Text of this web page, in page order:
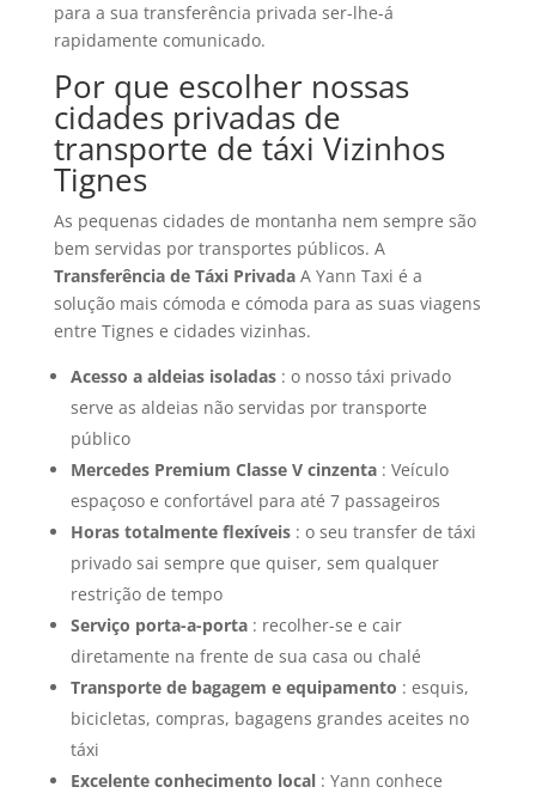
para a sua transferência privada ser-lhe-á
rapidamente comunicado.
Por que escolher nossas
cidades privadas de
transporte de táxi Vizinhos
Tignes
As pequenas cidades de montanha nem sempre são
bem servidas por transportes públicos. A
Transferência de Táxi PrivadaA Yann Taxi é a
solução mais cómoda e cómoda para as suas viagens
entre Tignes e cidades vizinhas.
Acesso a aldeias isoladas: o nosso táxi privado
serve as aldeias não servidas por transporte
público
Mercedes Premium Classe V cinzenta: Veículo
espaçoso e confortável para até 7 passageiros
Horas totalmente flexíveis: o seu transfer de táxi
privado sai sempre que quiser, sem qualquer
restrição de tempo
Serviço porta-a-porta: recolher-se e cair
diretamente na frente de sua casa ou chalé
Transporte de bagagem e equipamento : esquis,
bicicletas, compras, bagagens grandes aceites no
táxi
Excelente conhecimento local: Yann conhece